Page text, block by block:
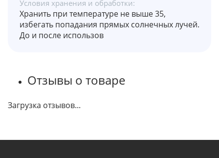
Условия хранения и обработки:
Хранить при температуре не выше 35,
избегать попадания прямых солнечных лучей.
До и после использов
Отзывы о товаре
Загрузка отзывов...